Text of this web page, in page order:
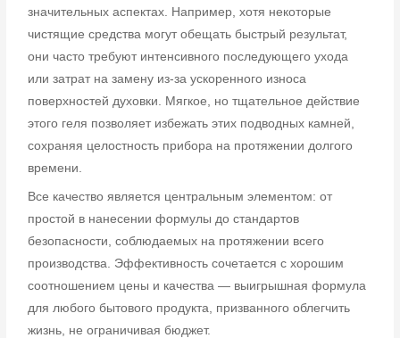
значительных аспектах. Например, хотя некоторые
чистящие средства могут обещать быстрый результат,
они часто требуют интенсивного последующего ухода
или затрат на замену из-за ускоренного износа
поверхностей духовки. Мягкое, но тщательное действие
этого геля позволяет избежать этих подводных камней,
сохраняя целостность прибора на протяжении долгого
времени.
Все качество является центральным элементом: от
простой в нанесении формулы до стандартов
безопасности, соблюдаемых на протяжении всего
производства. Эффективность сочетается с хорошим
соотношением цены и качества — выигрышная формула
для любого бытового продукта, призванного облегчить
жизнь, не ограничивая бюджет.